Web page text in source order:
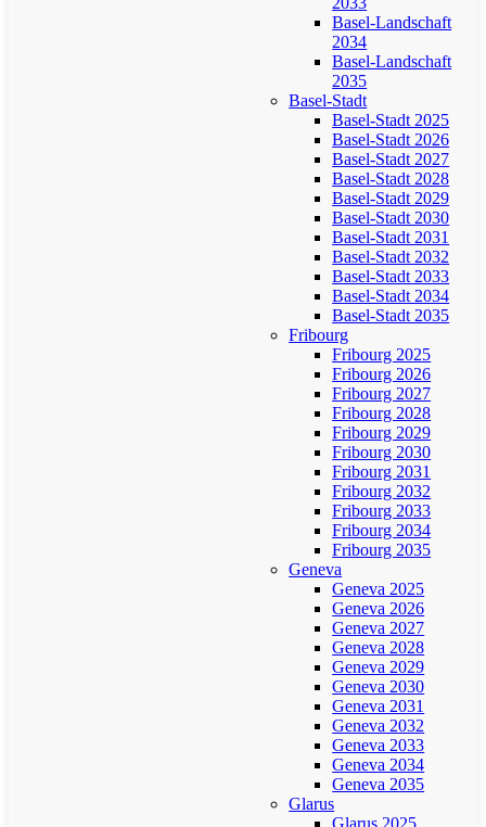
Basel-Landschaft
2034
Basel-Landschaft
2035
Basel-Stadt
Basel-Stadt 2025
Basel-Stadt 2026
Basel-Stadt 2027
Basel-Stadt 2028
Basel-Stadt 2029
Basel-Stadt 2030
Basel-Stadt 2031
Basel-Stadt 2032
Basel-Stadt 2033
Basel-Stadt 2034
Basel-Stadt 2035
Fribourg
Fribourg 2025
Fribourg 2026
Fribourg 2027
Fribourg 2028
Fribourg 2029
Fribourg 2030
Fribourg 2031
Fribourg 2032
Fribourg 2033
Fribourg 2034
Fribourg 2035
Geneva
Geneva 2025
Geneva 2026
Geneva 2027
Geneva 2028
Geneva 2029
Geneva 2030
Geneva 2031
Geneva 2032
Geneva 2033
Geneva 2034
Geneva 2035
Glarus
Glarus 2025